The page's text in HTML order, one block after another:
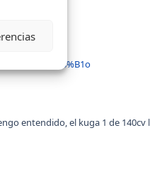
hacerlo).
entendido, el kuga 1 de 140cv